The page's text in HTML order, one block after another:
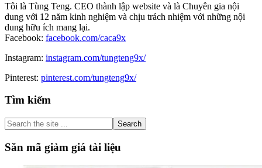
Tôi là Tùng Teng. CEO thành lập website và là Chuyên gia nội
dung với 12 năm kinh nghiệm và chịu trách nhiệm với những nội
dung hữu ích mang lại.
Facebook: facebook.com/caca9x
Instagram: instagram.com/tungteng9x/
Pinterest: pinterest.com/tungteng9x/
Primary
Sidebar
Tìm kiếm
Search
the
site
...
Săn mã giảm giá tài liệu